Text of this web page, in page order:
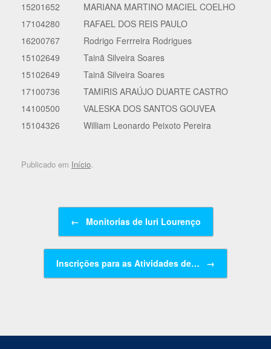
15201652
MARIANA MARTINO MACIEL COELHO
17104280
RAFAEL DOS REIS PAULO
16200767
Rodrigo Ferrreira Rodrigues
15102649
Tainã Silveira Soares
15102649
Tainã Silveira Soares
17100736
TAMIRIS ARAÚJO DUARTE CASTRO
14100500
VALESKA DOS SANTOS GOUVEA
15104326
William Leonardo Peixoto Pereira
Publicado em Início.
Navegação de posts
← Monitorias de Iuri Lourenço
Inscrições para as Atividades de… →